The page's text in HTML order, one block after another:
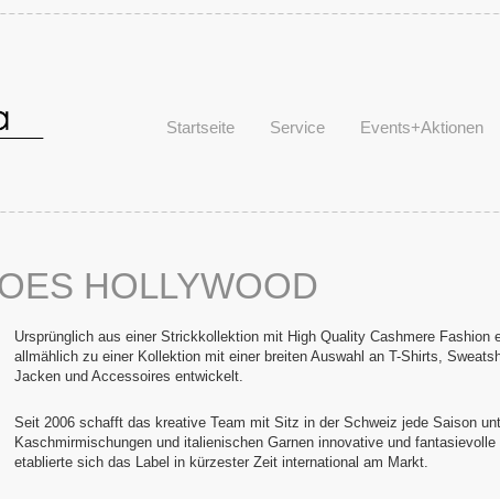
Startseite Service Events+Aktionen
HOLLYWOOD
Ursprünglich aus einer Strickkollektion mit High Quality Cashmere Fashion
allmählich zu einer Kollektion mit einer breiten Auswahl an T-Shirts,
Jacken und Accessoires entwickelt.
Seit 2006 schafft das kreative Team mit Sitz in der Schweiz jede Saison
Kaschmirmischungen und italienischen Garnen innovative und
etablierte sich das Label in kürzester Zeit international am Markt.